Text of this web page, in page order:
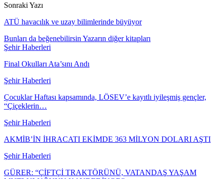
Sonraki Yazı
ATÜ havacılık ve uzay bilimlerinde büyüyor
Bunları da beğenebilirsin Yazarın diğer kitapları
Şehir Haberleri
Final Okulları Ata’sını Andı
Şehir Haberleri
Çocuklar Haftası kapsamında, LÖSEV’e kayıtlı iyileşmiş gençler,
“Çiçeklerin…
Şehir Haberleri
AKMİB’İN İHRACATI EKİMDE 363 MİLYON DOLARI AŞTI
Şehir Haberleri
GÜRER: “ÇİFTÇİ TRAKTÖRÜNÜ, VATANDAŞ YAŞAM